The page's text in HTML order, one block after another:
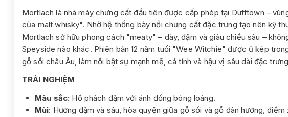
Mortlach là nhà máy chưng cất đầu tiên được cấp phép tại Dufftown –
của malt whisky". Nhờ hệ thống bảy nồi chưng cất đặc trưng tạo nên kỹ
Mortlach sở hữu phong cách "meaty" – dày, đậm và giàu chiều sâu –
Speyside nào khác. Phiên bản 12 năm tuổi "Wee Witchie" được ủ kép
gỗ sồi châu Âu, làm nổi bật sự mạnh mẽ, cá tính và hậu vị sâu dài đặc
TRẢI NGHIỆM
Màu sắc: Hổ phách đậm với ánh đồng bóng loáng.
Mùi: Hương đậm và sâu, hòa quyện giữa gỗ sồi và gỗ đàn hương,